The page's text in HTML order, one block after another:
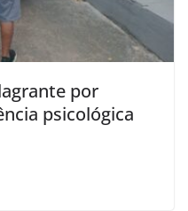
por
psicológica